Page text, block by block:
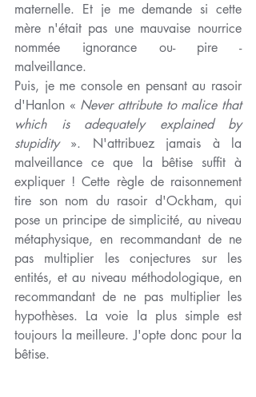
maternelle. Et je me demande si cette
mère n'était pas une mauvaise nourrice
nommée ignorance ou- pire -
malveillance.
Puis, je me console en pensant au rasoir
d'Hanlon « Never attribute to malice that
which is adequately explained by
stupidity ». N'attribuez jamais à la
malveillance ce que la bêtise suffit à
expliquer ! Cette règle de raisonnement
tire son nom du rasoir d'Ockham, qui
pose un principe de simplicité, au niveau
métaphysique, en recommandant de ne
pas multiplier les conjectures sur les
entités, et au niveau méthodologique, en
recommandant de ne pas multiplier les
hypothèses. La voie la plus simple est
toujours la meilleure. J'opte donc pour la
bêtise.